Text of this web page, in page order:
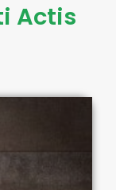
Actis